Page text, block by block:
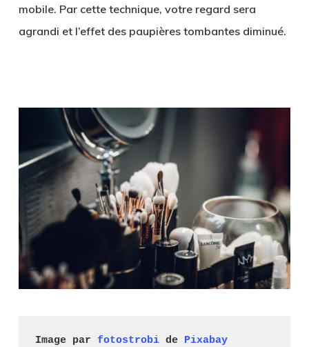
mobile. Par cette technique, votre regard sera
agrandi et l’effet des paupières tombantes diminué.
Image par fotostrobi de Pixabay